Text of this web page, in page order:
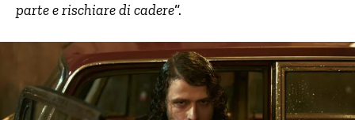
parte e rischiare di cadere“.